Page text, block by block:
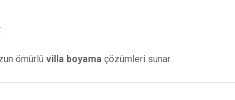
ömürlü villa boyama çözümleri sunar.